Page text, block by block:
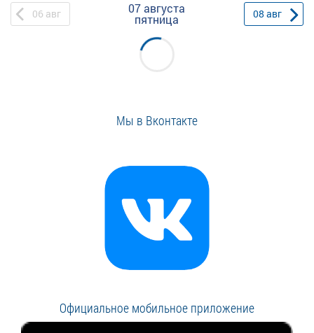
06 авг 07 августа
пятница 08 авг
Мы в Вконтакте
Официальное мобильное приложение